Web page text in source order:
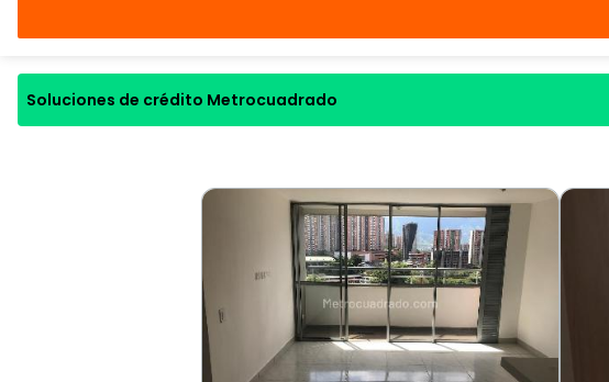
Soluciones de crédito Metrocuadrado